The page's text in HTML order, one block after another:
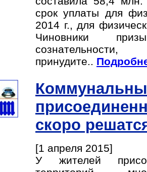
срок уплаты для
2014 г., для
Чиновники
принудите..
скоро
[1 апреля 2015]
У жителей